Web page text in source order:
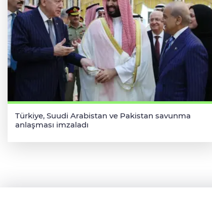
Türkiye, Suudi Arabistan ve Pakistan savunma
anlaşması imzaladı